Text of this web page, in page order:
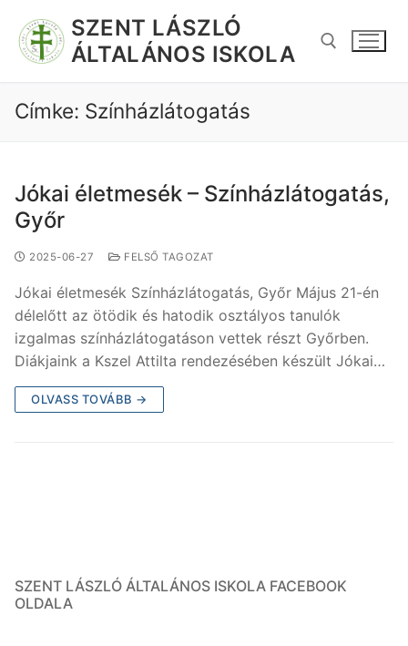
SZENT LÁSZLÓ
ÁLTALÁNOS ISKOLA
Címke: Színházlátogatás
Jókai életmesék – Színházlátogatás,
Győr
2025-06-27 FELSŐ TAGOZAT
Jókai életmesék Színházlátogatás, Győr Május 21-én
délelőtt az ötödik és hatodik osztályos tanulók
izgalmas színházlátogatáson vettek részt Győrben.
Diákjaink a Kszel Attilta rendezésében készült Jókai…
OLVASS TOVÁBB →
SZENT LÁSZLÓ ÁLTALÁNOS ISKOLA FACEBOOK
OLDALA